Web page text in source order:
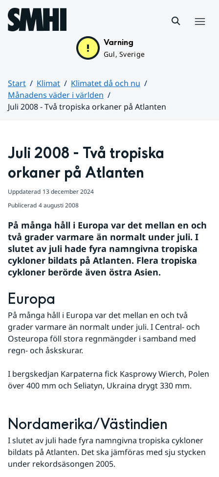
Hoppa till sidans innehåll
Varning
Gul, Sverige
Start Klimat
Klimatet då och nu
Månadens väder i världen
Juli 2008 - Två tropiska orkaner på Atlanten
Juli 2008 - Två tropiska
orkaner på Atlanten
Uppdaterad 13 december 2024
Publicerad 4 augusti 2008
På många håll i Europa var det mellan en och
två grader varmare än normalt under juli. I
slutet av juli hade fyra namngivna tropiska
cykloner bildats på Atlanten. Flera tropiska
cykloner berörde även östra Asien.
Europa
På många håll i Europa var det mellan en och två
grader varmare än normalt under juli. I Central- och
Osteuropa föll stora regnmängder i samband med
regn- och åskskurar.
I bergskedjan Karpaterna fick Kasprowy Wierch, Polen
över 400 mm och Seliatyn, Ukraina drygt 330 mm.
Nordamerika/Västindien
I slutet av juli hade fyra namngivna tropiska cykloner
bildats på Atlanten. Det ska jämföras med sju stycken
under rekordsäsongen 2005.